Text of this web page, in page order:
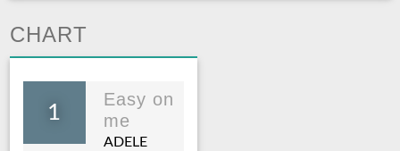
CHART
1
Easy on
me
ADELE